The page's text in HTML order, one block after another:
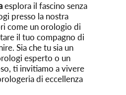
esplora il fascino senza
presso la nostra
come un orologio di
il tuo compagno di
Sia che tu sia un
esperto o un
ti invitiamo a vivere
di eccellenza